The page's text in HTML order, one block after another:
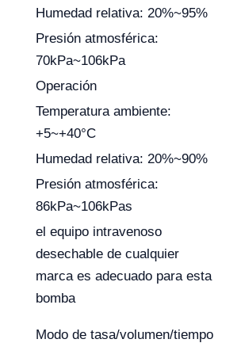
Humedad relativa: 20%~95%
Presión atmosférica:
70kPa~106kPa
Operación
Temperatura ambiente:
+5~+40°C
Humedad relativa: 20%~90%
Presión atmosférica:
86kPa~106kPas
el equipo intravenoso
desechable de cualquier
marca es adecuado para esta
bomba
Modo de tasa/volumen/tiempo